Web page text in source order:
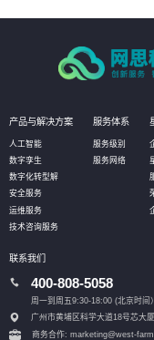
产品与解决方案
人工智能
数字孪生
数字化转型解
安全服务
运维服务
技术咨询服务
服务体系
服务级别
服务网络
联系我们
400-808-5058
周一到周五9:30-18:00 (北京时间）
广州市黄埔区科学大道18号芯大
商务合作: marketing@west-